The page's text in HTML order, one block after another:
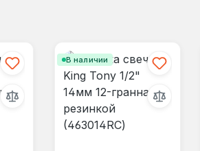
В наличии